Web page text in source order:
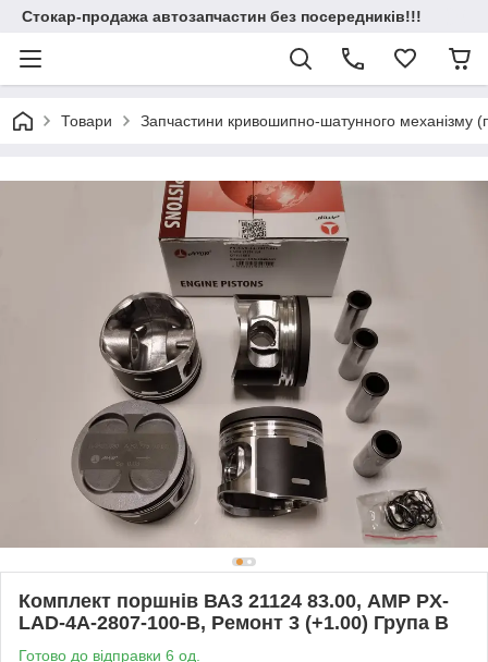
Стокар-продажа автозапчастин без посередників!!!
Товари Запчастини кривошипно-шатунного механізму
Комплект поршнів ВАЗ 21124 83.00, AMP PX-
LAD-4A-2807-100-B, Ремонт 3 (+1.00) Група B
Готово до відправки 6 од.